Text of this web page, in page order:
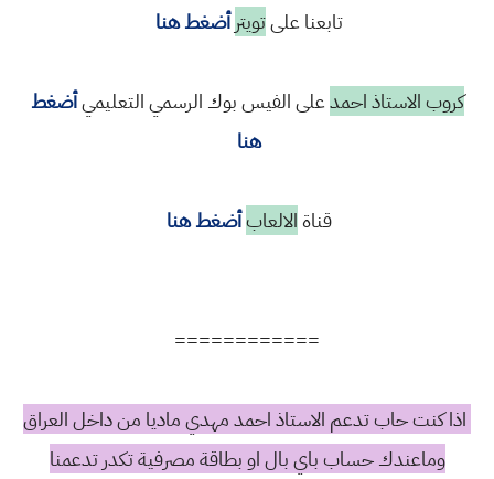
تابعنا علىتويتر أضغط هنا
كروب الاستاذ احمدعلى الفيس بوك الرسمي التعليميأضغط
هنا
قناةالالعابأضغط هنا
============
اذا كنت حاب تدعم الاستاذ احمد مهدي ماديا من داخل العراق
وماعندك حساب باي بال او بطاقة مصرفية تكدر تدعمنا